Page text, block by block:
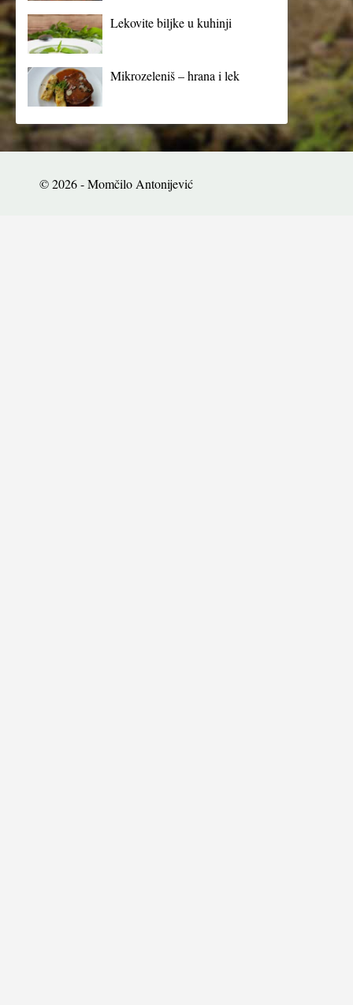
Lekovite biljke u kuhinji
Mikrozeleniš – hrana i lek
© 2026 - Momčilo Antonijević